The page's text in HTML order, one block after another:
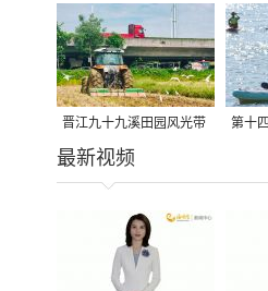
亮夏夜 凉好惬
晋江九十九溪田园风光带
千亩早稻迎来成熟收割季
第十
最新视频